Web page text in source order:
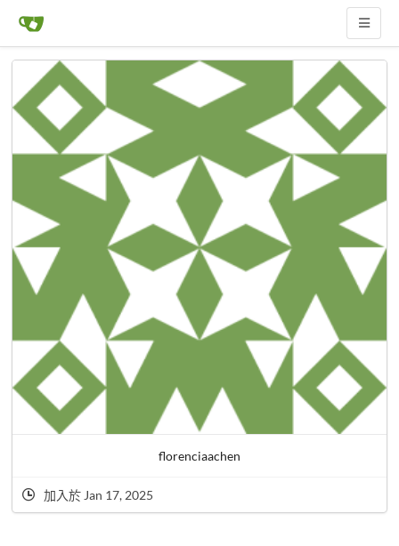
florenciaachen
加入於 Jan 17, 2025